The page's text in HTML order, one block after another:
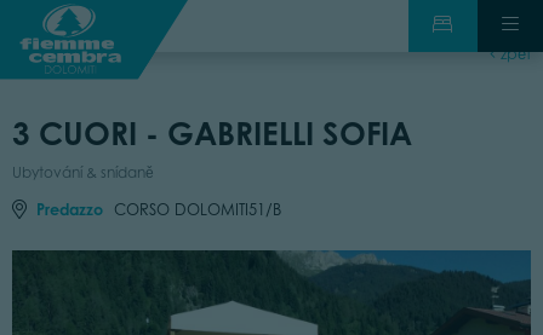
zpět
3 CUORI - GABRIELLI SOFIA
Ubytování & snídaně
Predazzo CORSO DOLOMITI51/B